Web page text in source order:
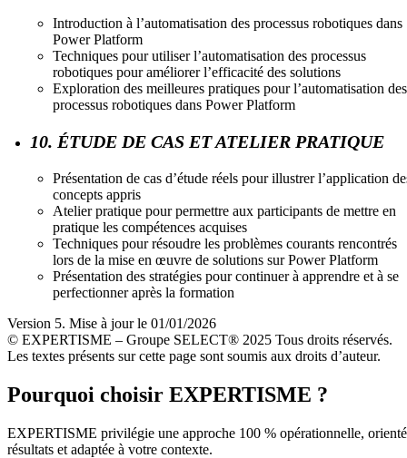
Introduction à l’automatisation des processus robotiques dans
Power Platform
Techniques pour utiliser l’automatisation des processus
robotiques pour améliorer l’efficacité des solutions
Exploration des meilleures pratiques pour l’automatisation des
processus robotiques dans Power Platform
10. ÉTUDE DE CAS ET ATELIER PRATIQUE
Présentation de cas d’étude réels pour illustrer l’application
concepts appris
Atelier pratique pour permettre aux participants de mettre en
pratique les compétences acquises
Techniques pour résoudre les problèmes courants rencontrés
lors de la mise en œuvre de solutions sur Power Platform
Présentation des stratégies pour continuer à apprendre et à se
perfectionner après la formation
Version 5. Mise à jour le 01/01/2026
© EXPERTISME – Groupe SELECT® 2025 Tous droits réservés.
Les textes présents sur cette page sont soumis aux droits d’auteur.
Pourquoi choisir EXPERTISME ?
EXPERTISME privilégie une approche 100 % opérationnelle,
résultats et adaptée à votre contexte.